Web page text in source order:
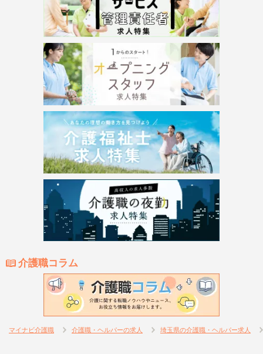
介護職コラム
マイナビ介護職 介護職・ヘルパーの求人 埼玉県の介護職・ヘルパー求人